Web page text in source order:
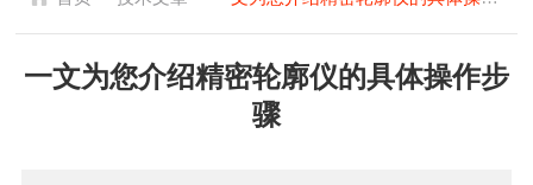
一文为您介绍精密轮廓仪的具体操作步
骤